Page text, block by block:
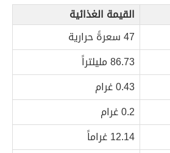
القيمة الغذائية
47 سعرةً حرارية
86.73 مليلتراً
0.43 غرام
0.2 غرام
12.14 غراماً